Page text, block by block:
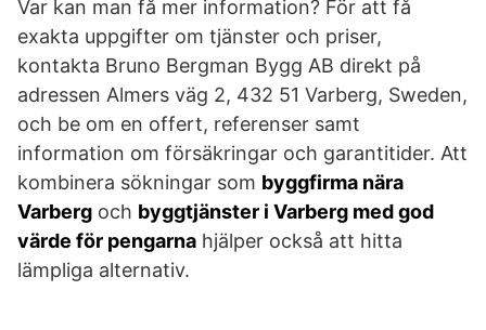
Var kan man få mer information? För att få
exakta uppgifter om tjänster och priser,
kontakta Bruno Bergman Bygg AB direkt på
adressen Almers väg 2, 432 51 Varberg, Sweden,
och be om en offert, referenser samt
information om försäkringar och garantitider. Att
kombinera sökningar som byggfirma nära
Varberg och byggtjänster i Varberg med god
värde för pengarna hjälper också att hitta
lämpliga alternativ.